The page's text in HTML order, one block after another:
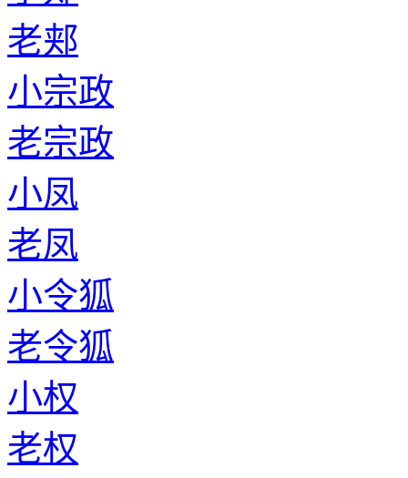
老郏
小宗政
老宗政
小凤
老凤
小令狐
老令狐
小权
老权